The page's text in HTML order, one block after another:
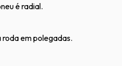
é radial.
em polegadas.